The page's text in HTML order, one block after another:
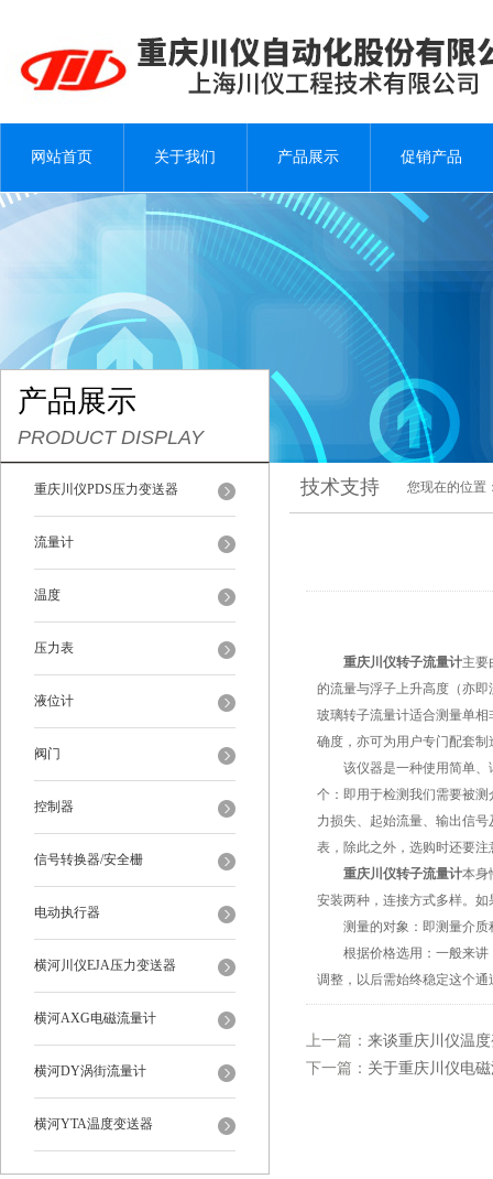
网站首页 关于我们 产品展示 促销产品
产品展示
PRODUCT DISPLAY
重庆川仪PDS压力变送器
流量计
温度
压力表
液位计
阀门
控制器
信号转换器/安全栅
电动执行器
横河川仪EJA压力变送器
横河AXG电磁流量计
横河DY涡街流量计
横河YTA温度变送器
技术支持 您现在的位置
重庆川仪转子流量计主要
的流量与浮子上升高度（亦
玻璃转子流量计适合测量单
确度，亦可为用户专门配套制
该仪器是一种使用简单、
个：即用于检测我们需要被
力损失、起始流量、输出信
表，除此之外，选购时还要注
重庆川仪转子流量计本身
安装两种，连接方式多样。
测量的对象：即测量介质
根据价格选用：一般来讲
调整，以后需始终稳定这个
上一篇： 来谈重庆川仪温
下一篇： 关于重庆川仪电